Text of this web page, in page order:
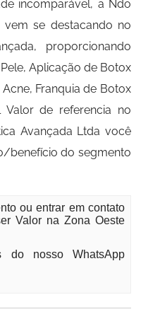
incomparável, a Ndo
vem se destacando no
proporcionando
Aplicação de Botox
Franquia de Botox
Valor de referencia no
Avançada Ltda você
benefício do segmento
ou entrar em contato
Valor na Zona Oeste
do nosso WhatsApp